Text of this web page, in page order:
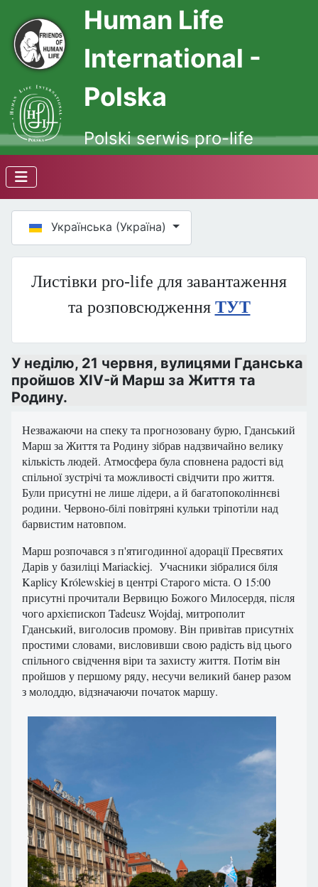
Human Life
International -
Polska
Polski serwis pro-life
Оберіть свою мову
Українська (Україна)
Листівки pro-life для завантаження
та розповсюдження ТУТ
У неділю, 21 червня, вулицями Гданська
пройшов XIV-й Марш за Життя та
Родину.
Незважаючи на спеку та прогнозовану бурю, Гданський
Марш за Життя та Родину зібрав надзвичайно велику
кількість людей. Атмосфера була сповнена радості від
спільної зустрічі та можливості свідчити про життя.
Були присутні не лише лідери, а й багатопоколіннєві
родини. Червоно-білі повітряні кульки тріпотіли над
барвистим натовпом.
Марш розпочався з п'ятигодинної адорації Пресвятих
Дарів у базиліці Mariackiej. Учасники зібралися біля
Kaplicy Królewskiej в центрі Старого міста. О 15:00
присутні прочитали Вервицю Божого Милосердя, після
чого архієпископ Tadeusz Wojdaj, митрополит
Гданський, виголосив промову. Він привітав присутніх
простими словами, висловивши свою радість від цього
спільного свідчення віри та захисту життя. Потім він
пройшов у першому ряду, несучи великий банер разом
з молоддю, відзначаючи початок маршу.